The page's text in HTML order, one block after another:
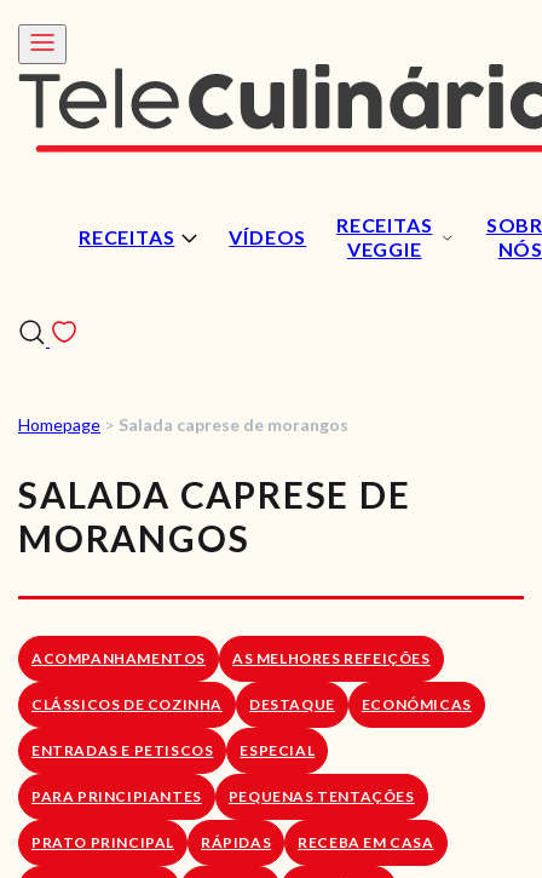
RECEITAS VÍDEOS
RECEITAS
VEGGIE
NÓS
RECEITAS
VÍDEOS
RECEITAS VEGGIE
LOJA ONLINE
BLOG
Homepage > Salada caprese de morangos
SALADA CAPRESE DE
MORANGOS
ACOMPANHAMENTOS AS MELHORES REFEIÇÕES
CLÁSSICOS DE COZINHA DESTAQUE ECONÓMICAS
ENTRADAS E PETISCOS ESPECIAL
PARA PRINCIPIANTES PEQUENAS TENTAÇÕES
PRATO PRINCIPAL RÁPIDAS RECEBA EM CASA